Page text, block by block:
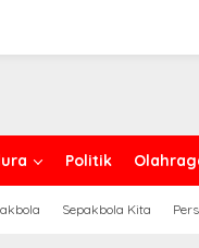
Politik
Sepakbola Kita